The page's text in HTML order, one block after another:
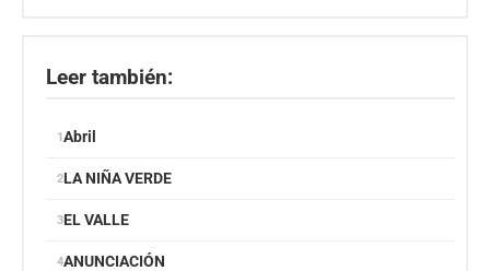
Leer también:
Abril
LA NIÑA VERDE
EL VALLE
ANUNCIACIÓN